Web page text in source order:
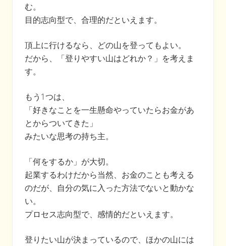
む。
目的志向型で、合理的だといえます。
頂上に行けるなら、どの山を登ってもよい。
だから、「登りやすい山はどれか？」を考えま
す。
もう1つは、
「好きなことを一生懸命やっていたらお金があ
とからついてきた」
みたいな思考の持ち主。
「何をするか」が大切。
起業するわけだから当然、お金のことも考える
のだが、自分の気に入った方法でないと動かな
い。
プロセス志向型で、感情的だといえます。
登りたい山が決まっているので、ほかの山には